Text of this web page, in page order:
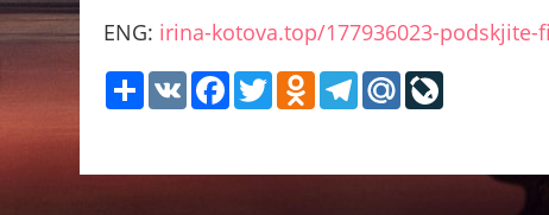
ENG: irina-kotova.top/177936023-
ShareVK Facebook
TwitterOdnoklassniki
Telegram
Mail.Ru